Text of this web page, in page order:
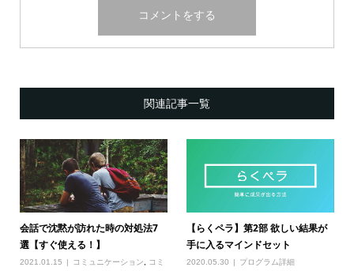
関連記事一覧
会話で沈黙が訪れた時の対処法7
選【すぐ使える！】
2021.01.15 コミュニケーション, コミ
【らくペラ】第2部 欲しい結果が
手に入るマインドセット
2020.05.30 プログラム詳細